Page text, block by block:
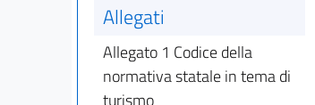
Allegati
Allegato 1 Codice della
normativa statale in tema di